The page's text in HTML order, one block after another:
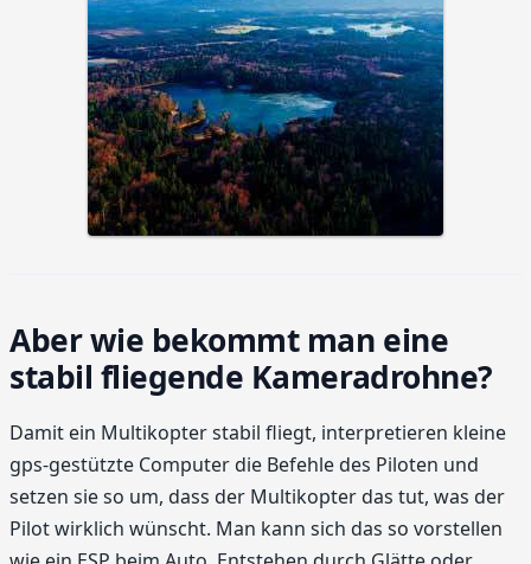
Aber wie bekommt man eine
stabil fliegende Kameradrohne?
Damit ein Multikopter stabil fliegt, interpretieren kleine
gps-gestützte Computer die Befehle des Piloten und
setzen sie so um, dass der Multikopter das tut, was der
Pilot wirklich wünscht. Man kann sich das so vorstellen